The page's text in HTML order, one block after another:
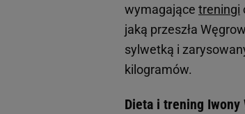
wymagające treningi
jaką przeszła
sylwetką i
kilogramów.
Dieta i trening Iwony